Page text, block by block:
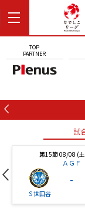
TOP
PARTNER
試
第15節 08/08 (
ＡＧＦ
Ｓ世田谷
-